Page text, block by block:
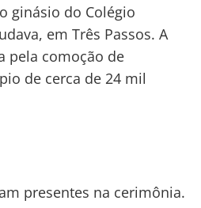
ginásio do Colégio
em Três Passos. A
pela comoção de
de cerca de 24 mil
presentes na cerimônia.